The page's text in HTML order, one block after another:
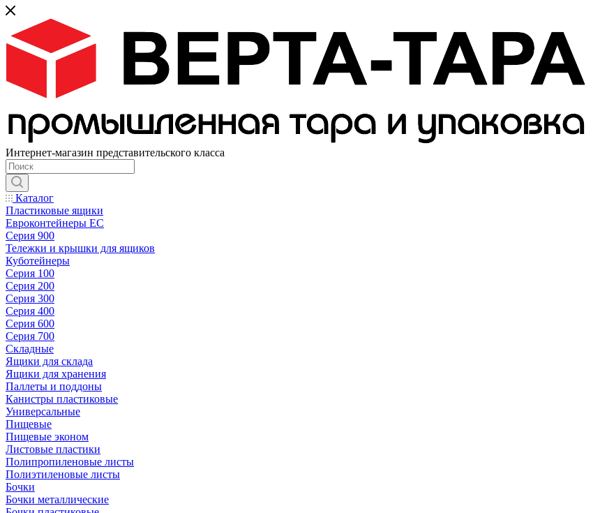
Интернет-магазин представительского класса
Каталог
Пластиковые ящики
Евроконтейнеры ЕС
Серия 900
Тележки и крышки для ящиков
Куботейнеры
Серия 100
Серия 200
Серия 300
Серия 400
Серия 600
Серия 700
Складные
Ящики для склада
Ящики для хранения
Паллеты и поддоны
Канистры пластиковые
Универсальные
Пищевые
Пищевые эконом
Листовые пластики
Полипропиленовые листы
Полиэтиленовые листы
Бочки
Бочки металлические